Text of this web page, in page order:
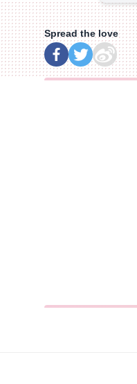
Spread the love